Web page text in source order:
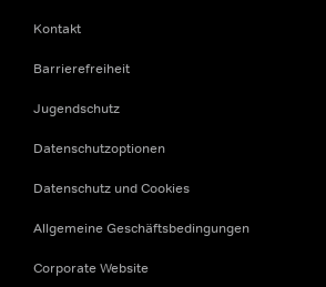
Kontakt
Barrierefreiheit
Jugendschutz
Datenschutzoptionen
Datenschutz und Cookies
Allgemeine Geschäftsbedingungen
Corporate Website